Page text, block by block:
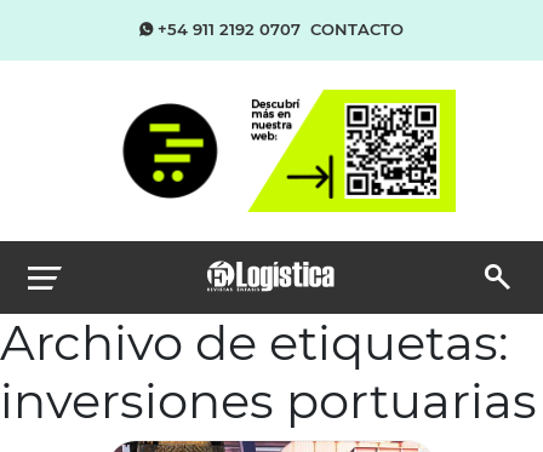
+54 911 2192 0707 CONTACTO
Archivo de etiquetas:
inversiones portuarias